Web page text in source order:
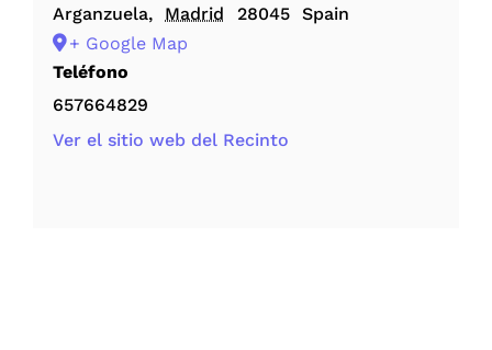
Arganzuela, Madrid 28045 Spain
+ Google Map
Teléfono
657664829
Ver el sitio web del Recinto